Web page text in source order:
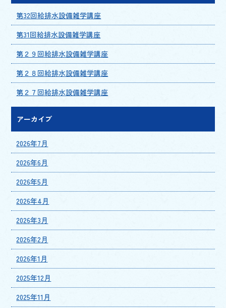
第32回給排水設備雑学講座
第31回給排水設備雑学講座
第２９回給排水設備雑学講座
第２８回給排水設備雑学講座
第２７回給排水設備雑学講座
アーカイブ
2026年7月
2026年6月
2026年5月
2026年4月
2026年3月
2026年2月
2026年1月
2025年12月
2025年11月